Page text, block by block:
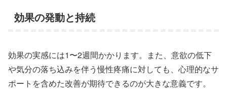
効果の発動と持続
効果の実感には1〜2週間かかります。また、意欲の低下
や気分の落ち込みを伴う慢性疼痛に対しても、心理的なサ
ポートを含めた改善が期待できるのが大きな意義です。